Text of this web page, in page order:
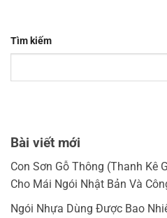
Tìm kiếm
Bài viết mới
Con Sơn Gỗ Thông (Thanh Kê
Cho Mái Ngói Nhật Bản Và
Ngói Nhựa Dùng Được Bao